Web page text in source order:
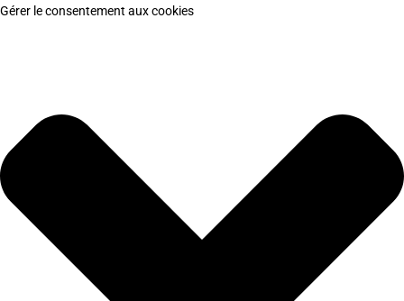
Gérer le consentement aux cookies